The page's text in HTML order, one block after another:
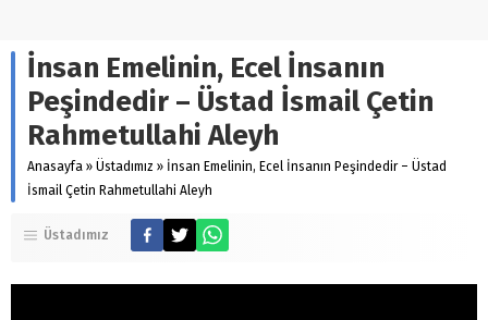
İnsan Emelinin, Ecel İnsanın
Peşindedir – Üstad İsmail Çetin
Rahmetullahi Aleyh
Anasayfa » Üstadımız » İnsan Emelinin, Ecel İnsanın Peşindedir – Üstad
İsmail Çetin Rahmetullahi Aleyh
Üstadımız